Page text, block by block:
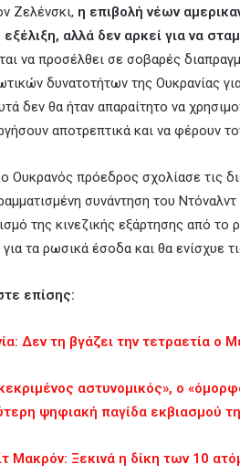
Ζελένσκι, η επιβολή νέων
εξέλιξη, αλλά δεν αρκεί για να
να προσέλθει σε σοβαρές
δυνατοτήτων της Ουκρανίας
δεν θα ήταν απαραίτητο να
αποτρεπτικά και να φέρουν
Ουκρανός πρόεδρος σχολίασε τις
συνάντηση του
της κινεζικής εξάρτησης από
τα ρωσικά έσοδα και θα ενίσχυε
επίσης:
Δεν τη βγάζει την τετραετία ο
αστυνομικός», ο
ψηφιακή παγίδα εκβιασμού
Μακρόν: Ξεκινά η δίκη των 10